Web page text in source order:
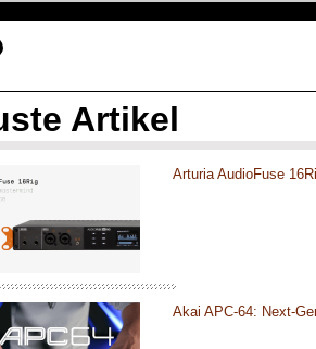
Artikel
Arturia AudioFuse
Akai APC-64: Next-